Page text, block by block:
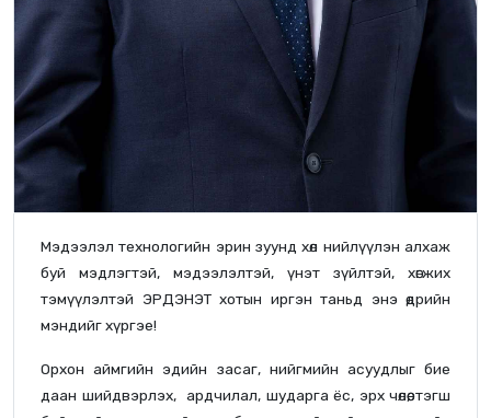
Мэдээлэл технологийн эрин зуунд хөл нийлүүлэн алхаж
буй мэдлэгтэй, мэдээлэлтэй, үнэт зүйлтэй, хөгжих
тэмүүлэлтэй ЭРДЭНЭТ хотын иргэн таньд энэ өдрийн
мэндийг хүргэе!
Орхон аймгийн эдийн засаг, нийгмийн асуудлыг бие
даан шийдвэрлэх, ардчилал, шударга ёс, эрх чөлөө, тэгш